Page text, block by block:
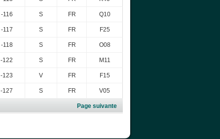
-116 S FR Q10
-117 S FR F25
-118 S FR O08
-122 S FR M11
-123 V FR F15
-127 S FR V05
Page suivante